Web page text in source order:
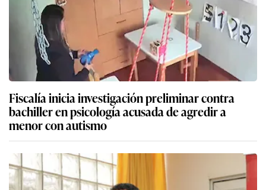
Fiscalía inicia investigación preliminar contra
bachiller en psicología acusada de agredir a
menor con autismo